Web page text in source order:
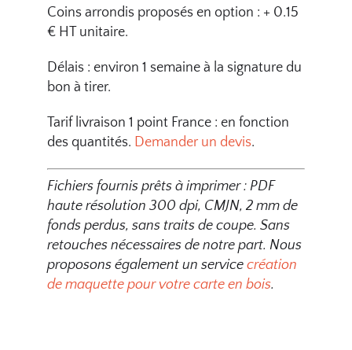
Coins arrondis proposés en option : + 0.15
€ HT unitaire.
Délais : environ 1 semaine à la signature du
bon à tirer.
Tarif livraison 1 point France : en fonction
des quantités. Demander un devis.
Fichiers fournis prêts à imprimer : PDF
haute résolution 300 dpi, CMJN, 2 mm de
fonds perdus, sans traits de coupe. Sans
retouches nécessaires de notre part. Nous
proposons également un service création
de maquette pour votre carte en bois.